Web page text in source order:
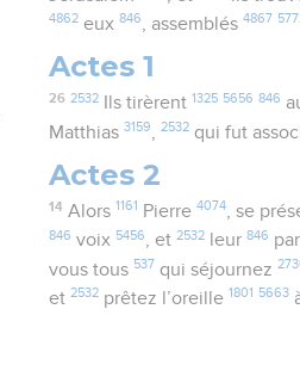
4862 eux846, assemblés4867
Actes 1
26 2532Ils tirèrent 1325 5656 846
Matthias3159 ,2532 qui fut
Actes 2
14 Alors 1161 Pierre 4074, se
846 voix 5456, et2532 leur846
vous tous 537 qui séjournez
et2532 prêtez l’oreille 1801 5663